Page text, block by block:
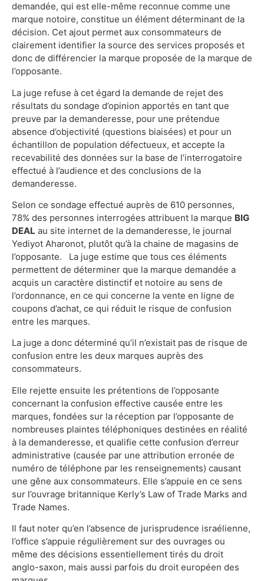
demandée, qui est elle-même reconnue comme une
marque notoire, constitue un élément déterminant de la
décision. Cet ajout permet aux consommateurs de
clairement identifier la source des services proposés et
donc de différencier la marque proposée de la marque de
l’opposante.
La juge refuse à cet égard la demande de rejet des
résultats du sondage d’opinion apportés en tant que
preuve par la demanderesse, pour une prétendue
absence d’objectivité (questions biaisées) et pour un
échantillon de population défectueux, et accepte la
recevabilité des données sur la base de l’interrogatoire
effectué à l’audience et des conclusions de la
demanderesse.
Selon ce sondage effectué auprès de 610 personnes,
78% des personnes interrogées attribuent la marque BIG
DEAL au site internet de la demanderesse, le journal
Yediyot Aharonot, plutôt qu’à la chaine de magasins de
l’opposante. La juge estime que tous ces éléments
permettent de déterminer que la marque demandée a
acquis un caractère distinctif et notoire au sens de
l’ordonnance, en ce qui concerne la vente en ligne de
coupons d’achat, ce qui réduit le risque de confusion
entre les marques.
La juge a donc déterminé qu’il n’existait pas de risque de
confusion entre les deux marques auprès des
consommateurs.
Elle rejette ensuite les prétentions de l’opposante
concernant la confusion effective causée entre les
marques, fondées sur la réception par l’opposante de
nombreuses plaintes téléphoniques destinées en réalité
à la demanderesse, et qualifie cette confusion d’erreur
administrative (causée par une attribution erronée de
numéro de téléphone par les renseignements) causant
une gêne aux consommateurs. Elle s’appuie en ce sens
sur l’ouvrage britannique Kerly’s Law of Trade Marks and
Trade Names.
Il faut noter qu’en l’absence de jurisprudence israélienne,
l’office s’appuie régulièrement sur des ouvrages ou
même des décisions essentiellement tirés du droit
anglo-saxon, mais aussi parfois du droit européen des